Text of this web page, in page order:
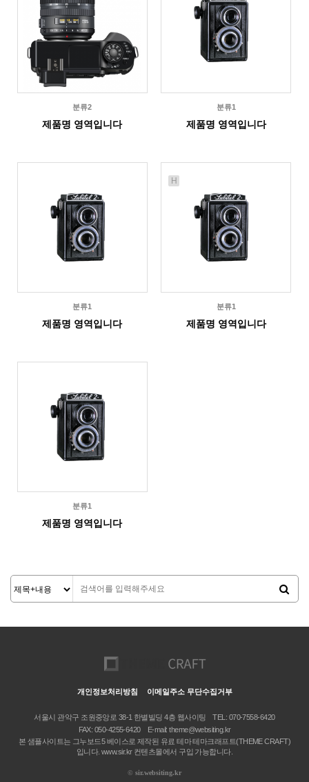
분류2
제품명 영역입니다
분류1
제품명 영역입니다
분류1
제품명 영역입니다
H
분류1
제품명 영역입니다
분류1
제품명 영역입니다
개인정보처리방침 이메일주소 무단수집거부
서울시 관악구 조원중앙로 38-1 한별빌딩 4층 웹사이팅
TEL: 070-7558-6420
FAX: 050-4255-6420
E-mail: theme@websiting.kr
본 샘플사이트는 그누보드5 베이스로 제작된 유료 테마 테마크래프트(THEME CRAFT)
입니다. www.sir.kr 컨텐츠몰에서 구입 가능합니다.
© sir.websiting.kr